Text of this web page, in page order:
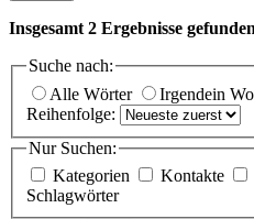
Insgesamt 2 Ergebnisse
Suche nach:
Alle Wörter
Irgendein
Reihenfolge:
Nur Suchen:
Kategorien
Kontakte
Schlagwörter